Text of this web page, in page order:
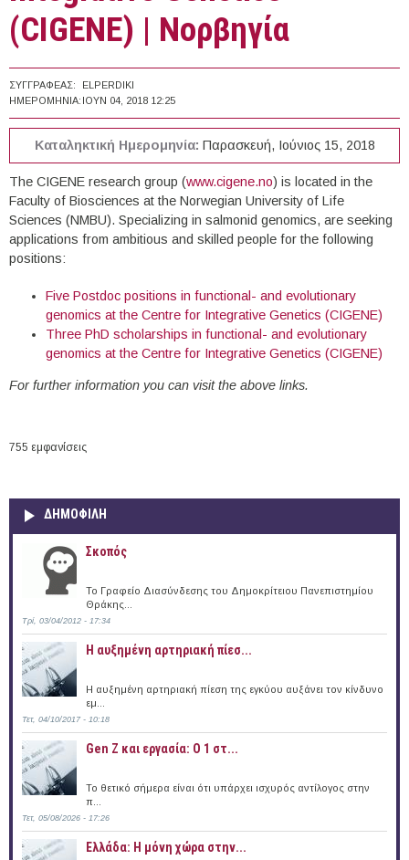
(CIGENE) | Νορβηγία
ΣΥΓΓΡΑΦΈΑΣ:
ELPERDIKI
ΗΜΕΡΟΜΗΝΊΑ: ΙΟΥΝ 04, 2018 12:25
Καταληκτική Ημερομηνία: Παρασκευή, Ιούνιος 15, 2018
The CIGENE research group (www.cigene.no) is located in the
Faculty of Biosciences at the Norwegian University of Life
Sciences (NMBU). Specializing in salmonid genomics, are seeking
applications from ambitious and skilled people for the following
positions:
Five Postdoc positions in functional- and evolutionary
genomics at the Centre for Integrative Genetics (CIGENE)
Three PhD scholarships in functional- and evolutionary
genomics at the Centre for Integrative Genetics (CIGENE)
For further information you can visit the above links.
755 εμφανίσεις
ΔΗΜΟΦΙΛΗ
Σκοπός
Το Γραφείο Διασύνδεσης του Δημοκρίτειου Πανεπιστημίου
Θράκης...
Τρί, 03/04/2012 - 17:34
Η αυξημένη αρτηριακή πίεσ...
Η αυξημένη αρτηριακή πίεση της εγκύου αυξάνει τον κίνδυνο
εμ...
Τετ, 04/10/2017 - 10:18
Gen Z και εργασία: Ο 1 στ...
Το θετικό σήμερα είναι ότι υπάρχει ισχυρός αντίλογος στην
π...
Τετ, 05/08/2026 - 17:26
Ελλάδα: Η μόνη χώρα στην...